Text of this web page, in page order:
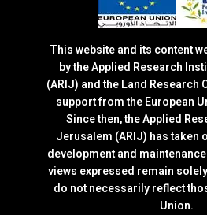
This website and its content
by the Applied Research
(ARIJ) and the Land Research
support from the European
Since then, the Applied
Jerusalem (ARIJ) has taken
development and
views expressed remain
do not necessarily reflect
Union.